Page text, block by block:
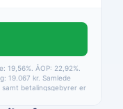
19,56%. ÅOP: 22,92%.
19.067 kr. Samlede
samt betalingsgebyrer er